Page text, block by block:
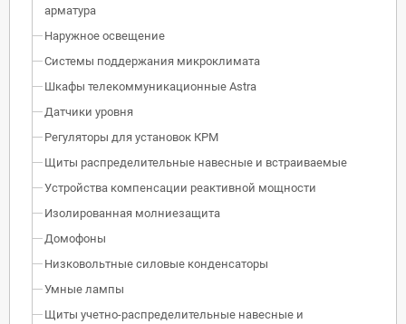
арматура
Наружное освещение
Системы поддержания микроклимата
Шкафы телекоммуникационные Astra
Датчики уровня
Регуляторы для установок КРМ
Щиты распределительные навесные и встраиваемые
Устройства компенсации реактивной мощности
Изолированная молниезащита
Домофоны
Низковольтные силовые конденсаторы
Умные лампы
Щиты учетно-распределительные навесные и